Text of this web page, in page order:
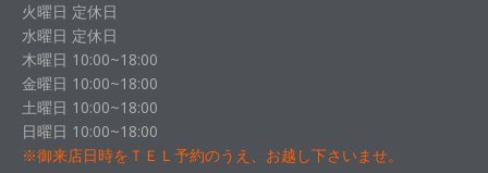
火曜日 定休日
水曜日 定休日
木曜日 10:00~18:00
金曜日 10:00~18:00
土曜日 10:00~18:00
日曜日 10:00~18:00
※御来店日時をＴＥＬ予約のうえ、お越し下さいませ。